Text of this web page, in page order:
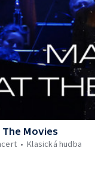
The Movies
Klasická hudba